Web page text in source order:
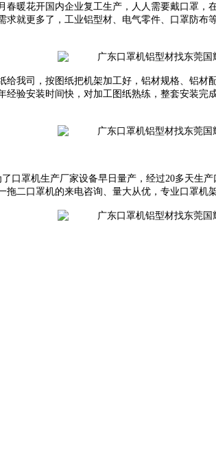
暖花开国内企业复工生产，人人需要戴口罩，
就更多了，工业铝型材、电气零件、口罩防
我司，按图纸把机架加工好，铝材规格、铝材
验安装时间快，对加工图纸熟练，整套安装
口罩机生产厂家设备早日量产，经过20多天生
二口罩机的来电咨询、量大从优，专业口罩机